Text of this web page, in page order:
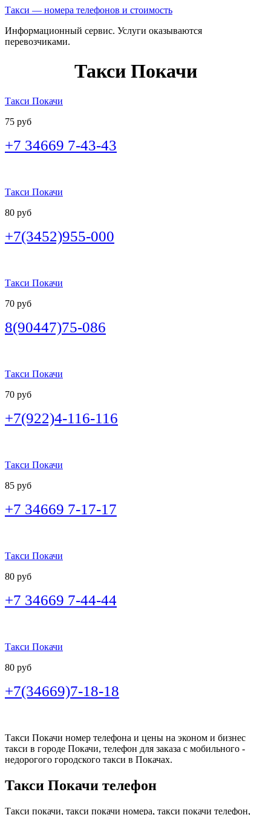
Такси — номера телефонов и стоимость
Информационный сервис. Услуги оказываются
перевозчиками.
Такси Покачи
Такси Покачи
75 руб
+7 34669 7-43-43
Такси Покачи
80 руб
+7(3452)955-000
Такси Покачи
70 руб
8(90447)75-086
Такси Покачи
70 руб
+7(922)4-116-116
Такси Покачи
85 руб
+7 34669 7-17-17
Такси Покачи
80 руб
+7 34669 7-44-44
Такси Покачи
80 руб
+7(34669)7-18-18
Такси Покачи номер телефона и цены на эконом и бизнес
такси в городе Покачи, телефон для заказа с мобильного -
недорогого городского такси в Покачах.
Такси Покачи телефон
Такси покачи, такси покачи номера, такси покачи телефон,